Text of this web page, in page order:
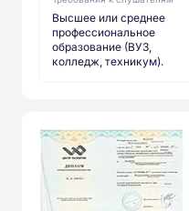
Высшее или среднее
профессиональное
образование (ВУЗ,
колледж, техникум).